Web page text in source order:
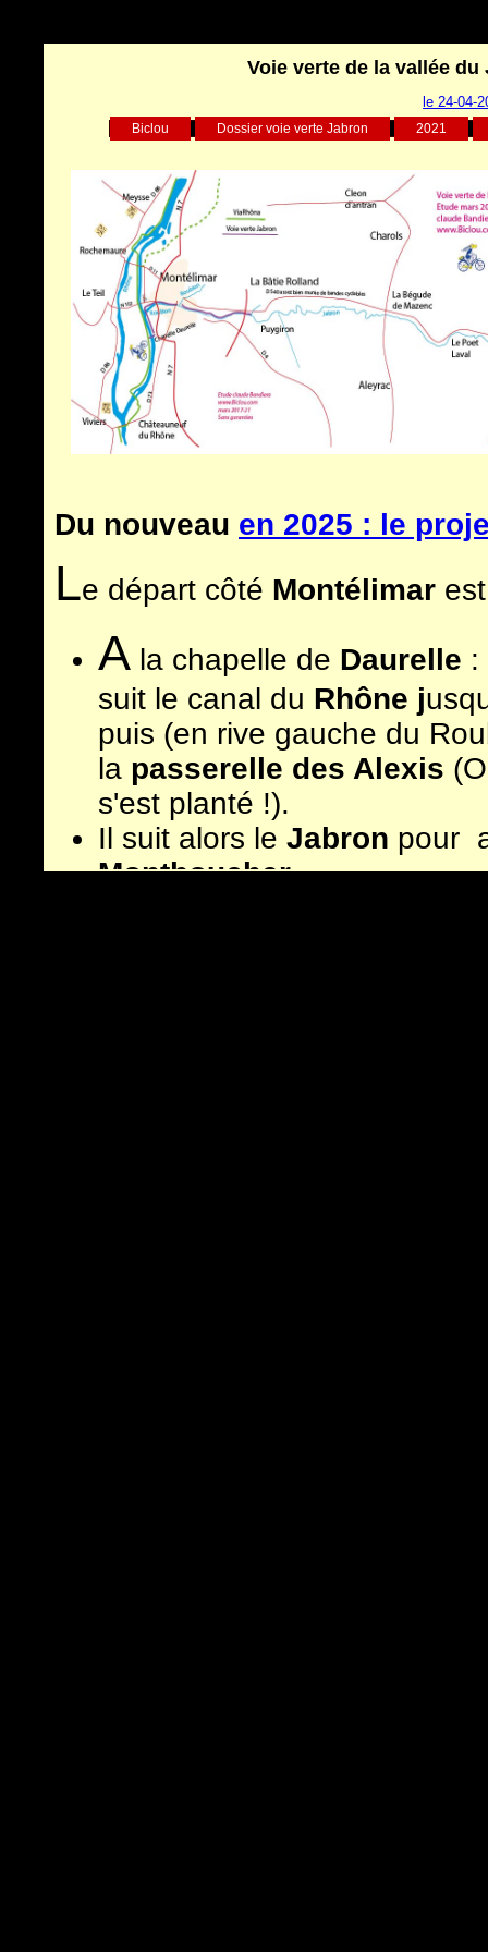
Voie verte de la vallée
le 24-04-
Biclou Dossier voie verte Jabron 2021
Du nouveau en 2025 : le
Le départ côté Montélimar
A la chapelle de Daurelle :
suit le canal du Rhône j
puis (en rive gauche du
la passerelle des Alexis
s'est planté !).
Il suit alors le Jabron pour
Montboucher.